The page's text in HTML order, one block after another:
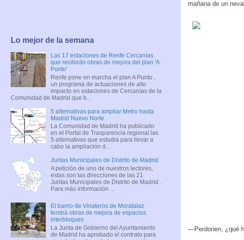
mañana de un
—Perdonen, ¿qué
Lo mejor de la semana
Las 17 estaciones de Renfe Cercanías
que recibirán obras de mejora del plan 'A
Punto'
Renfe pone en marcha el plan A Punto ,
un programa de actuaciones de alto
impacto en estaciones de Cercanías de la
Comunidad de Madrid que b...
5 alternativas para ampliar Metro hasta
Madrid Nuevo Norte
La Comunidad de Madrid ha publicado
en el Portal de Trasparencia regional las
5 alternativas que estudia para llevar a
cabo la ampliación d...
Juntas Municipales de Distrito de Madrid
A petición de uno de nuestros lectores,
estas son las direcciones de las 21
Juntas Municipales de Distrito de Madrid .
Para más información ...
El barrio de Vinateros de Moratalaz
tendrá obras de mejora de espacios
interbloques
La Junta de Gobierno del Ayuntamiento
de Madrid ha aprobado el contrato para